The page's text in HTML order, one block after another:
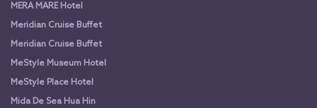
MERA MARE Hotel
Meridian Cruise Buffet
Meridian Cruise Buffet
MeStyle Museum Hotel
MeStyle Place Hotel
Mida De Sea Hua Hin